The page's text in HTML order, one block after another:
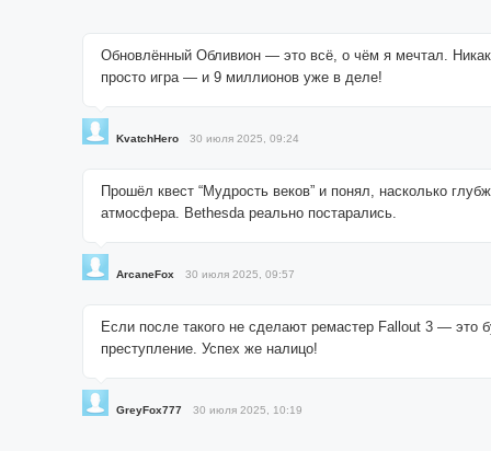
Обновлённый Обливион — это всё, о чём я мечтал.
просто игра — и 9 миллионов уже в деле!
KvatchHero 30 июля 2025, 09:24
Прошёл квест “Мудрость веков” и понял, насколько
атмосфера. Bethesda реально постарались.
ArcaneFox 30 июля 2025, 09:57
Если после такого не сделают ремастер Fallout 3 — это
преступление. Успех же налицо!
GreyFox777 30 июля 2025, 10:19